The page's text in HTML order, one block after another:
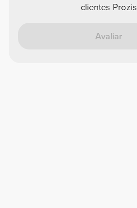
clientes Prozis
Avaliar